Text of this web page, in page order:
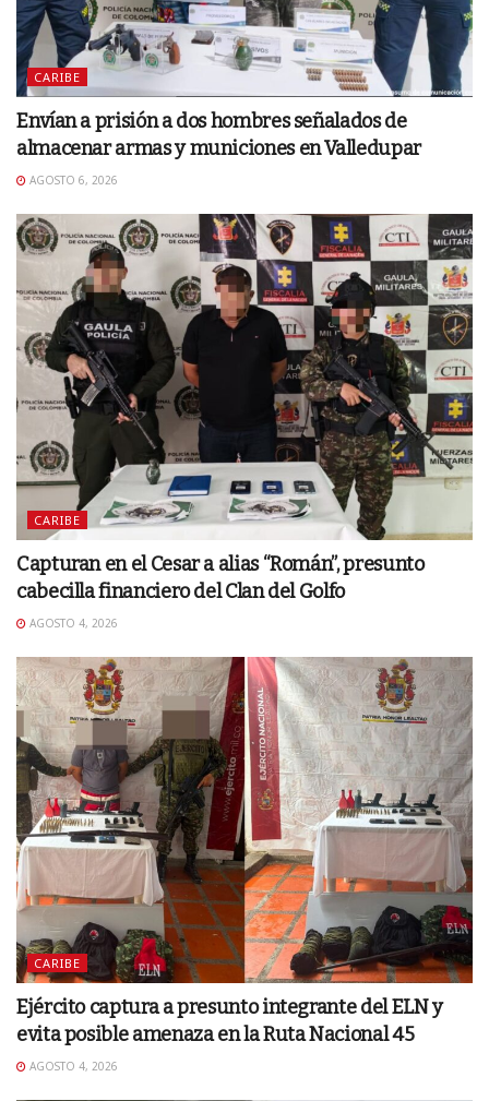
CARIBE
Envían a prisión a dos hombres señalados de
almacenar armas y municiones en Valledupar
AGOSTO 6, 2026
CARIBE
Capturan en el Cesar a alias “Román”, presunto
cabecilla financiero del Clan del Golfo
AGOSTO 4, 2026
CARIBE
Ejército captura a presunto integrante del ELN y
evita posible amenaza en la Ruta Nacional 45
AGOSTO 4, 2026